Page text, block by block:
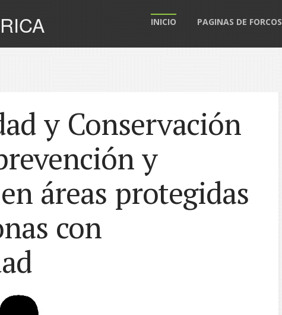
INICIO PAGINAS DE FORCOS
y Conservación
y
áreas protegidas
con